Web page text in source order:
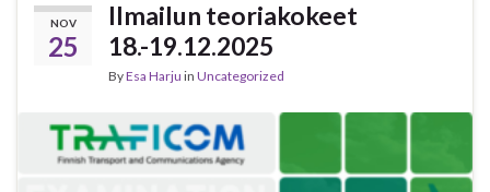
NOV
25
Ilmailun teoriakokeet
18.-19.12.2025
ByEsa Harju in Uncategorized